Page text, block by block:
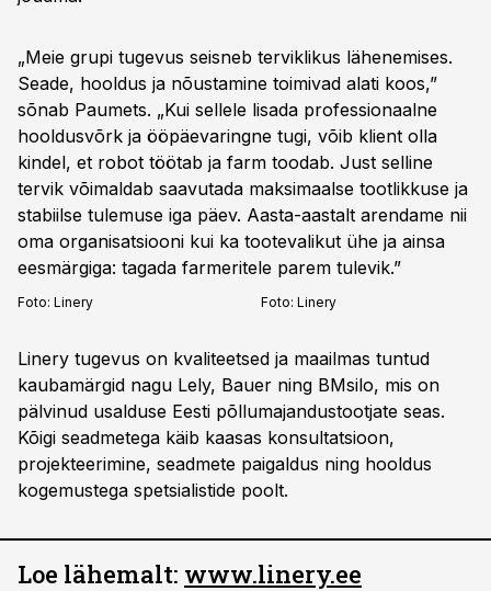
„Meie grupi tugevus seisneb terviklikus lähenemises.
Seade, hooldus ja nõustamine toimivad alati koos,”
sõnab Paumets. „Kui sellele lisada professionaalne
hooldusvõrk ja ööpäevaringne tugi, võib klient olla
kindel, et robot töötab ja farm toodab. Just selline
tervik võimaldab saavutada maksimaalse tootlikkuse ja
stabiilse tulemuse iga päev. Aasta-aastalt arendame nii
oma organisatsiooni kui ka tootevalikut ühe ja ainsa
eesmärgiga: tagada farmeritele parem tulevik.”
Foto: Linery Foto: Linery
Linery tugevus on kvaliteetsed ja maailmas tuntud
kaubamärgid nagu Lely, Bauer ning BMsilo, mis on
pälvinud usalduse Eesti põllumajandustootjate seas.
Kõigi seadmetega käib kaasas konsultatsioon,
projekteerimine, seadmete paigaldus ning hooldus
kogemustega spetsialistide poolt.
Loe lähemalt: www.linery.ee